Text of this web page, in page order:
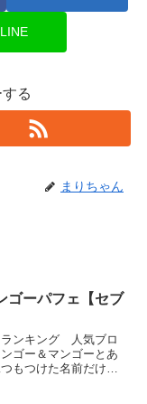
LINE
る
まりちゃん
ゴーパフェ【セブ
ランキング 人気ブロ
ゴー＆マンゴーとあ
もつけた名前だけ